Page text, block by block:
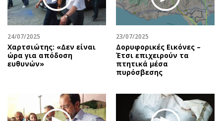
24/07/2025
Χαρτσιώτης: «Δεν είναι
ώρα για απόδοση
ευθυνών»
23/07/2025
Δορυφορικές Εικόνες –
Έτσι επιχειρούν τα
πτητικά μέσα
πυρόσβεσης